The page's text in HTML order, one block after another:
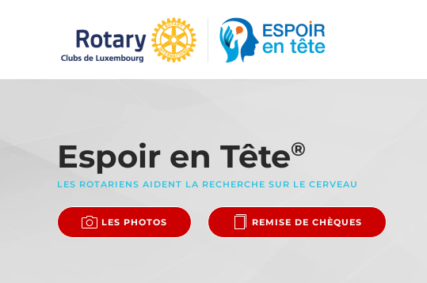
Accéder au contenu principal
Espoir en Tête®
LES ROTARIENS AIDENT LA RECHERCHE SUR LE CERVEAU
LES PHOTOS REMISE DE CHÈQUES